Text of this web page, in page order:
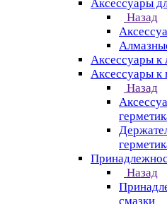
Аксессуары
Назад
Аксессуары к
Аксессуары к
Назад
Назад
смазки